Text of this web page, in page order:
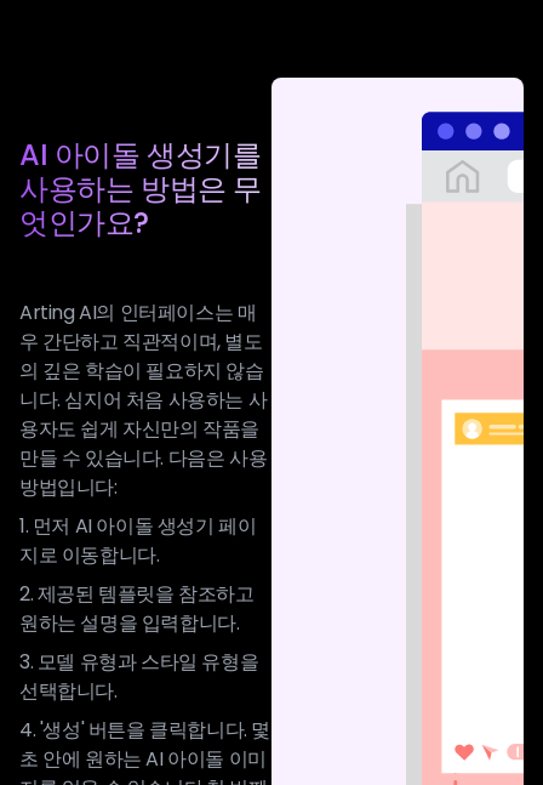
AI 아이돌 생성기를
사용하는 방법은 무
엇인가요?
Arting AI의 인터페이스는 매
우 간단하고 직관적이며, 별도
의 깊은 학습이 필요하지 않습
니다. 심지어 처음 사용하는 사
용자도 쉽게 자신만의 작품을
만들 수 있습니다. 다음은 사용
방법입니다:
1. 먼저 AI 아이돌 생성기 페이
지로 이동합니다.
2. 제공된 템플릿을 참조하고
원하는 설명을 입력합니다.
3. 모델 유형과 스타일 유형을
선택합니다.
4. '생성' 버튼을 클릭합니다. 몇
초 안에 원하는 AI 아이돌 이미